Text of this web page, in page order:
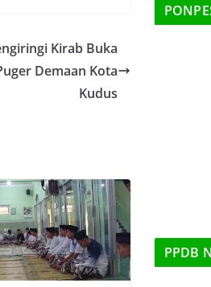
Kirab Buka
Demaan Kota
Kudus
PPDB